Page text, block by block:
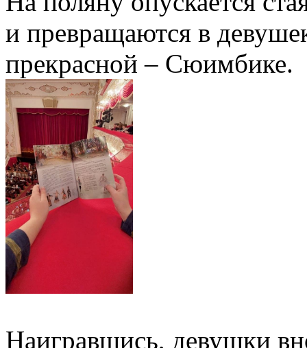
и превращаются в
прекрасной – Сюимбике.
Наигравшись, девушки